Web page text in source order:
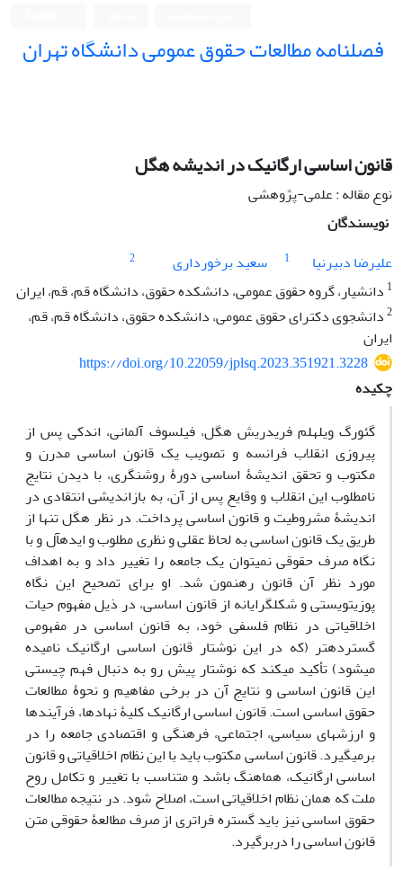
فصلنامه مطالعات حقوق عمومی دانشگاه تهران
قانون اساسی ارگانیک در اندیشه هگل
نوع مقاله : علمی-پژوهشی
نویسندگان
علیرضا دبیرنیا
1 سعید برخورداری
2
1 دانشیار، گروه حقوق عمومی، دانشکده حقوق، دانشگاه قم، قم، ایران
2دانشجوی دکترای حقوق عمومی، دانشکده حقوق، دانشگاه قم، قم،
ایران
https://doi.org/10.22059/jplsq.2023.351921.3228
چکیده
گئورگ ویلهلم فریدریش هگل، فیلسوف آلمانی، اندکی پس از
پیروزی انقلاب فرانسه و تصویب یک قانون اساسی مدرن و
مکتوب و تحقق اندیشۀ اساسی دورۀ روشنگری، با دیدن نتایج
نامطلوب این انقلاب و وقایع پس از آن، به بازاندیشی انتقادی در
اندیشۀ مشروطیت و قانون اساسی پرداخت. در نظر هگل تنها از
طریق یک قانون اساسی به لحاظ عقلی و نظری مطلوب و ایده‏آل و با
نگاه صرف حقوقی نمی‏توان یک جامعه را تغییر داد و به اهداف
مورد نظر آن قانون رهنمون شد. او برای تصحیح این نگاه
پوزیتویستی و شکل‏گرایانه از قانون اساسی، در ذیل مفهوم حیات
اخلاقیاتی در نظام فلسفی خود، به قانون اساسی در مفهومی
گسترده‏تر (که در این نوشتار قانون اساسی ارگانیک نامیده
می‏شود) تأکید می‏کند که نوشتار پیش رو به دنبال فهم چیستی
این قانون اساسی و نتایج آن در برخی مفاهیم و نحوۀ مطالعات
حقوق اساسی است. قانون اساسی ارگانیک کلیۀ نهاد‏ها، فرآیندها
و ارزش‏های سیاسی، اجتماعی، فرهنگی و اقتصادی جامعه را در
برمی‏گیرد. قانون اساسی مکتوب باید با این نظام اخلاقیاتی و قانون
اساسی ارگانیک، هماهنگ باشد و متناسب با تغییر و تکامل روح
ملت که همان نظام اخلاقیاتی است، اصلاح شود. در نتیجه مطالعات
حقوق اساسی نیز باید گستره فراتری از صرف مطالعۀ حقوقی متن
قانون اساسی را دربرگیرد.